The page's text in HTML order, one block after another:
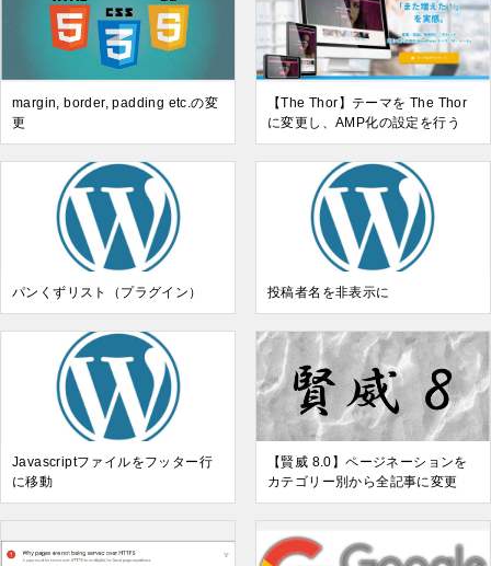
margin, border, padding etc.の変
更
【The Thor】テーマを The Thor
に変更し、AMP化の設定を行う
パンくずリスト（プラグイン） 投稿者名を非表示に
Javascriptファイルをフッター行
に移動
【賢威 8.0】ページネーションを
カテゴリー別から全記事に変更